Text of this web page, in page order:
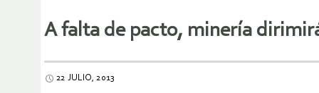
A falta de pacto, minería
22 JULIO, 2013